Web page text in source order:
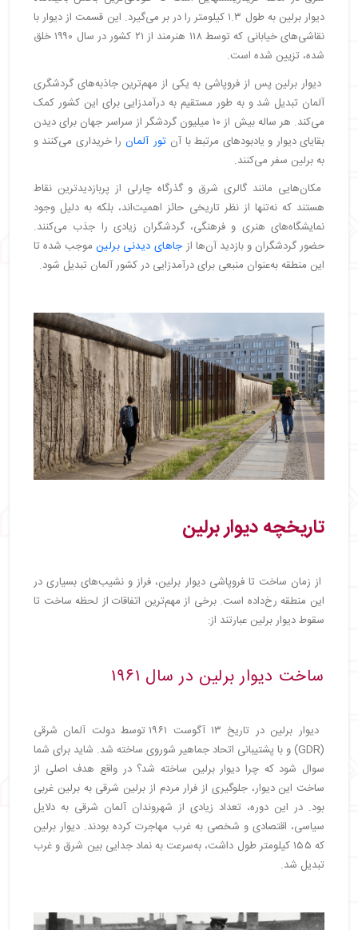
دیوار برلین به طول ۱.۳ کیلومتر را در بر می‌گیرد. این قسمت از دیوار با
نقاشی‌های خیابانی که توسط ۱۱۸ هنرمند از ۲۱ کشور در سال ۱۹۹۰ خلق
شده، تزیین شده است.
دیوار برلین پس از فروپاشی به یکی از مهم‌ترین جاذبه‌های گردشگری
آلمان تبدیل شد و به طور مستقیم به درآمدزایی برای این کشور کمک
می‌کند. هر ساله بیش از ۱۰ میلیون گردشگر از سراسر جهان برای دیدن
بقایای دیوار و یادبودهای مرتبط با آن تور آلمان را خریداری می‌کنند و
به برلین سفر می‌کنند.
مکان‌هایی مانند گالری شرق و گذرگاه چارلی از پربازدیدترین نقاط
هستند که نه‌تنها از نظر تاریخی حائز اهمیت‌اند، بلکه به دلیل وجود
نمایشگاه‌های هنری و فرهنگی، گردشگران زیادی را جذب می‌کنند.
حضور گردشگران و بازدید آن‌ها از جاهای دیدنی برلینموجب شده تا
این منطقه به‌عنوان منبعی برای درآمدزایی در کشور آلمان تبدیل شود.
تاریخچه دیوار برلین
از زمان ساخت تا فروپاشی دیوار برلین، فراز و نشیب‌های بسیاری در
این منطقه رخ‌داده است. برخی از مهم‌ترین اتفاقات از لحظه ساخت تا
سقوط دیوار برلین عبارتند از:
ساخت دیوار برلین در سال ۱۹۶۱
دیوار برلین در تاریخ ۱۳ آگوست ۱۹۶۱ توسط دولت آلمان شرقی
(GDR) و با پشتیبانی اتحاد جماهیر شوروی ساخته شد. شاید برای شما
سوال شود که چرا دیوار برلین ساخته شد؟ در واقع هدف اصلی از
ساخت این دیوار، جلوگیری از فرار مردم از برلین شرقی به برلین غربی
بود. در این دوره، تعداد زیادی از شهروندان آلمان شرقی به دلایل
سیاسی، اقتصادی و شخصی به غرب مهاجرت کرده بودند. دیوار برلین
که ۱۵۵ کیلومتر طول داشت، به‌سرعت به نماد جدایی بین شرق و غرب
تبدیل شد.